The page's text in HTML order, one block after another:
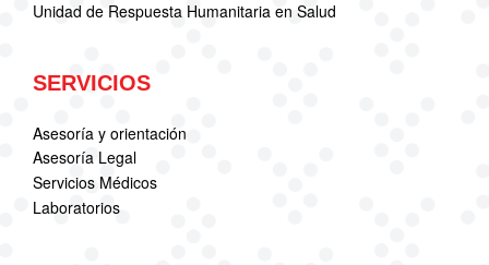
Unidad de Respuesta Humanitaria en Salud
SERVICIOS
Asesoría y orientación
Asesoría Legal
Servicios Médicos
Laboratorios